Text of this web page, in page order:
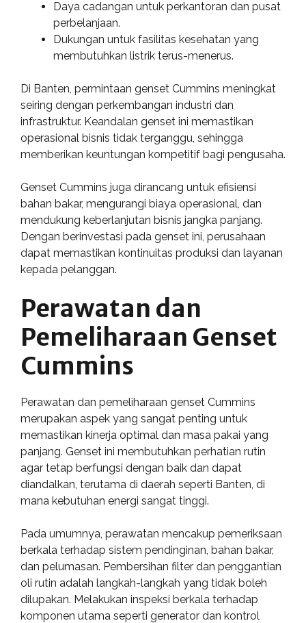
Daya cadangan untuk perkantoran dan pusat
perbelanjaan.
Dukungan untuk fasilitas kesehatan yang
membutuhkan listrik terus-menerus.
Di Banten, permintaan genset Cummins meningkat
seiring dengan perkembangan industri dan
infrastruktur. Keandalan genset ini memastikan
operasional bisnis tidak terganggu, sehingga
memberikan keuntungan kompetitif bagi pengusaha.
Genset Cummins juga dirancang untuk efisiensi
bahan bakar, mengurangi biaya operasional, dan
mendukung keberlanjutan bisnis jangka panjang.
Dengan berinvestasi pada genset ini, perusahaan
dapat memastikan kontinuitas produksi dan layanan
kepada pelanggan.
Perawatan dan
Pemeliharaan Genset
Cummins
Perawatan dan pemeliharaan genset Cummins
merupakan aspek yang sangat penting untuk
memastikan kinerja optimal dan masa pakai yang
panjang. Genset ini membutuhkan perhatian rutin
agar tetap berfungsi dengan baik dan dapat
diandalkan, terutama di daerah seperti Banten, di
mana kebutuhan energi sangat tinggi.
Pada umumnya, perawatan mencakup pemeriksaan
berkala terhadap sistem pendinginan, bahan bakar,
dan pelumasan. Pembersihan filter dan penggantian
oli rutin adalah langkah-langkah yang tidak boleh
dilupakan. Melakukan inspeksi berkala terhadap
komponen utama seperti generator dan kontrol